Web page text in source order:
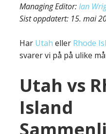
Managing Editor:Ian
Sist oppdatert: 15. mai
Har Utah eller Rhode
svarer vi på på ulike
Utah vs
Island